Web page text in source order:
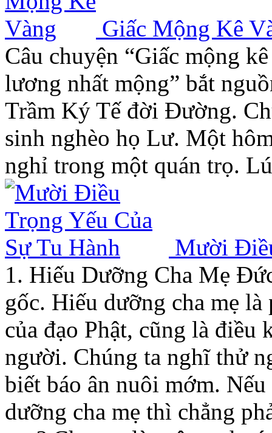
Giấc Mộng Kê
Câu chuyện “Giấc mộng
lương nhất mộng” bắt
Trầm Ký Tế đời Đường.
sinh nghèo họ Lư. Một
nghỉ trong một quán trọ.
Mười
1. Hiếu Dưỡng Cha Mẹ
gốc. Hiếu dưỡng cha mẹ
của đạo Phật, cũng là điều
người. Chúng ta nghĩ thử
biết báo ân nuôi mớm.
dưỡng cha mẹ thì chẳng